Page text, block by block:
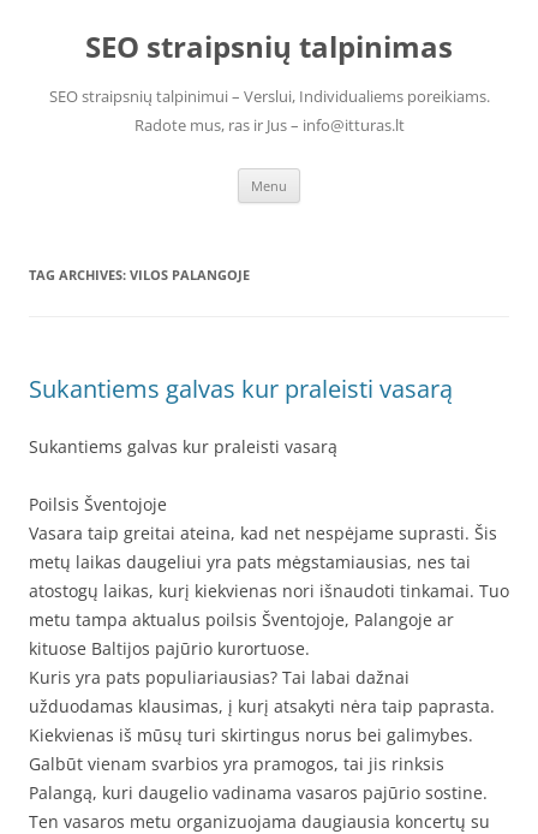
contentSEO straipsnių talpinimas
SEO straipsnių talpinimui – Verslui, Individualiems poreikiams.
Radote mus, ras ir Jus – info@itturas.lt
Menu
TAG ARCHIVES: VILOS PALANGOJE
Sukantiems galvas kur praleisti vasarą
Sukantiems galvas kur praleisti vasarą
Poilsis Šventojoje
Vasara taip greitai ateina, kad net nespėjame suprasti. Šis
metų laikas daugeliui yra pats mėgstamiausias, nes tai
atostogų laikas, kurį kiekvienas nori išnaudoti tinkamai. Tuo
metu tampa aktualus poilsis Šventojoje, Palangoje ar
kituose Baltijos pajūrio kurortuose.
Kuris yra pats populiariausias? Tai labai dažnai
užduodamas klausimas, į kurį atsakyti nėra taip paprasta.
Kiekvienas iš mūsų turi skirtingus norus bei galimybes.
Galbūt vienam svarbios yra pramogos, tai jis rinksis
Palangą, kuri daugelio vadinama vasaros pajūrio sostine.
Ten vasaros metu organizuojama daugiausia koncertų su